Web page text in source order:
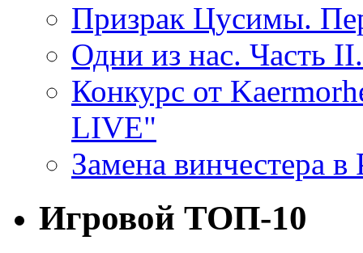
Призрак Цусимы.
Одни из нас. Часть
Конкурс от
LIVE"
Замена винчестера
Игровой ТОП-10